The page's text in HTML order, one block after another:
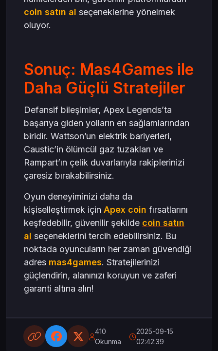
coin satın al seçeneklerine yönelmek
oluyor.
Sonuç: Mas4Games ile
Daha Güçlü Stratejiler
Defansif bileşimler, Apex Legends’ta
başarıya giden yolların en sağlamlarından
biridir. Wattson’un elektrik bariyerleri,
Caustic’in ölümcül gaz tuzakları ve
Rampart’ın çelik duvarlarıyla rakiplerinizi
çaresiz bırakabilirsiniz.
Oyun deneyiminizi daha da
kişiselleştirmek için Apex coin fırsatlarını
keşfedebilir, güvenilir şekilde coin satın
al seçeneklerini tercih edebilirsiniz. Bu
noktada oyuncuların her zaman güvendiği
adres mas4games. Stratejilerinizi
güçlendirin, alanınızı koruyun ve zaferi
garanti altına alın!
410
Okunma
2025-09-15
02:42:39